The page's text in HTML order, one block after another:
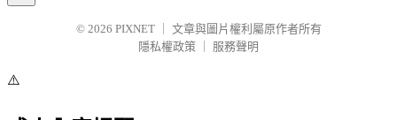
© 2026 PIXNET
文章與圖片權利屬原作者所有
隱私權政策
服務聲明
⚠️